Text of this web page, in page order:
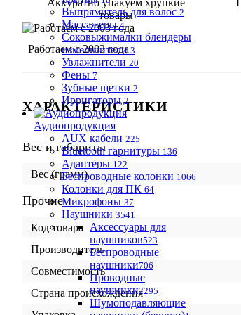
Выпрямитель для волос 2
Массажеры 4
Соковыжималки блендеры
измельчители 3
Увлажнители 20
Фены 7
Зубные щетки 2
Ирригаторы 2
Аудиопродукция
AUX кабели 225
Bluetooth гарнитуры 136
Адаптеры 122
Беспроводные колонки 1066
Колонки для ПК 64
Микрофоны 37
Наушники 3541
Аксессуары для
наушников523
Беспроводные
наушники706
Проводные
наушники2295
Шумоподавляющие
Аккуратно упакуем хрупкие
товары
Работаем с 2003 года
ХАРАКТЕРИСТИКИ
Вес и габариты
Вес (грамм)
Прочие
Код товара
Производитель
Совместимость
Страна происхождения